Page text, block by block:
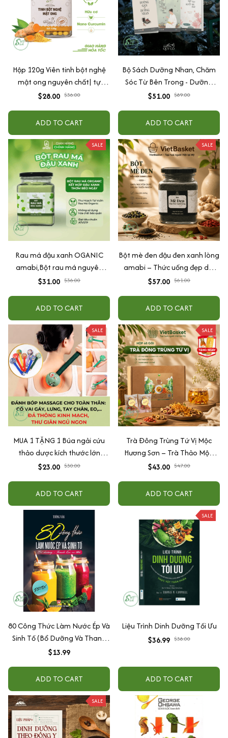
Hộp 120g Viên tinh bột nghệ
mật ong nguyên chất| tự
nhiên, hữu cơ| tốt cho, dạ dày
$28.00 $36.00
ADD TO CART
Bộ Sách Dưỡng Nhan, Chăm
Sóc Từ Bên Trong - Dưỡng
Gan Để Dưỡng Nhan + Dưỡng
Độc Cơ Thể, Thức Tỉnh Tinh
$51.00 $89.00
ADD TO CART
SALE
Rau má đậu xanh OGANIC
amabi,Bột rau má nguyên
chất thanh nhiệt,giải độc,mát
$31.00 $36.00
ADD TO CART
SALE
Bột mè đen đậu đen xanh lòng
amabi – Thức uống đẹp da,
đen tóc, lợi sữa tự nhiên
$57.00 $61.00
ADD TO CART
SALE
MUA 1 TẶNG 1 Búa ngải cứu
thảo dược kích thước lớn
31cm, hỗ trợ massage lưng cổ
ngon An Chi Organic
$23.00 $30.00
ADD TO CART
SALE
Trà Đông Trùng Tứ Vị Mộc
Hương Sơn – Trà Thảo Mộc,
Quà Tặng Sức Khỏe Hộp 30
$43.00 $47.00
ADD TO CART
80 Công Thức Làm Nước Ép Và
Sinh Tố (Bổ Dưỡng Và Thanh
Lọc Cơ Thể)
$13.99
ADD TO CART
SALE
Liệu Trình Dinh Dưỡng Tối Ưu
$36.99 $38.00
ADD TO CART
SALE